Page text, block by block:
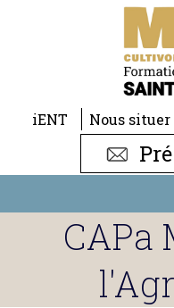
iENT Nous situer
CAPa